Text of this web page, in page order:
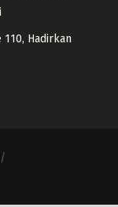
Hadirkan